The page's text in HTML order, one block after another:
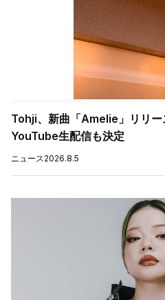
Tohji、新曲「Amelie」リリ
YouTube生配信も決定
ニュース2026.8.5